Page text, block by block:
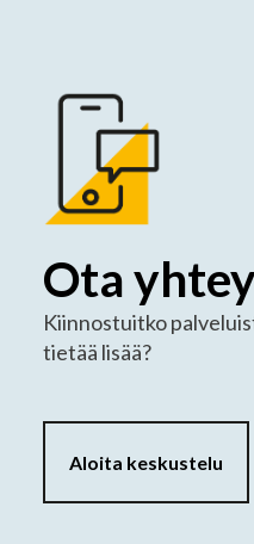
Ota
Kiinnostuitko
tietää lisää?
Aloita keskustelu